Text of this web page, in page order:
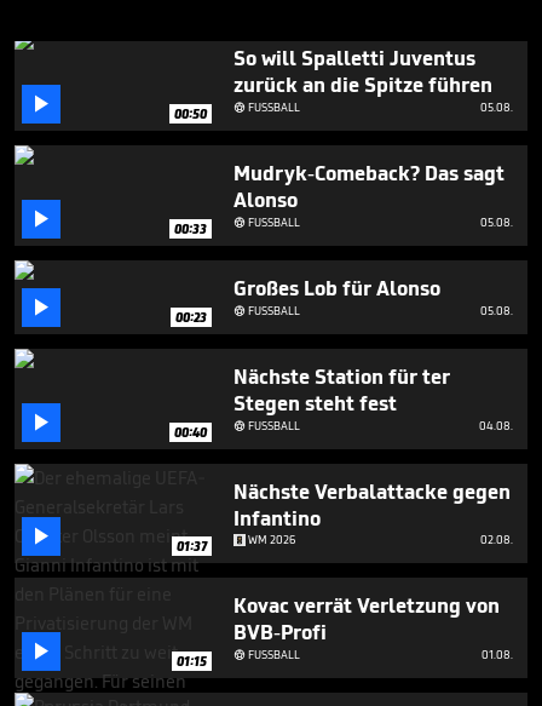
0
of
minute,
9
seconds
 00:50
So will Spalletti Juventus
zurück an die Spitze führen
FUSSBALL 05.08.
 00:33
Mudryk-Comeback? Das sagt
Alonso
FUSSBALL 05.08.
 00:23
Großes Lob für Alonso
FUSSBALL 05.08.
 00:40
Nächste Station für ter
Stegen steht fest
FUSSBALL 04.08.
 01:37
Nächste Verbalattacke gegen
Infantino
WM 2026 02.08.
 01:15
Kovac verrät Verletzung von
BVB-Profi
FUSSBALL 01.08.